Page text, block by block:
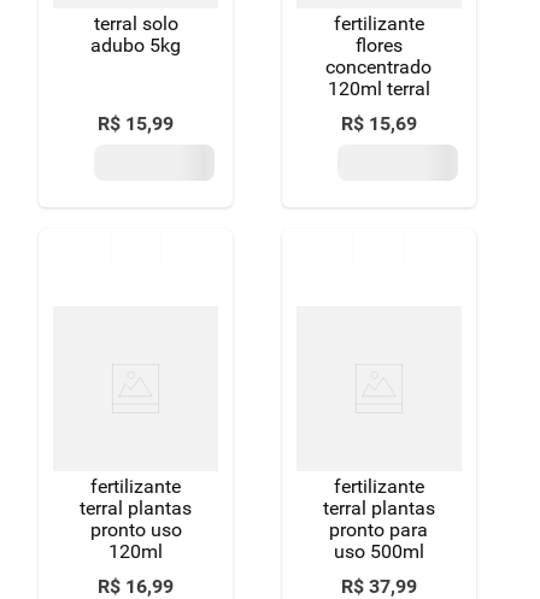
terral solo
adubo 5kg
R$ 15,99
fertilizante
flores
concentrado
120ml terral
R$ 15,69
fertilizante
terral plantas
pronto uso
120ml
R$ 16,99
fertilizante
terral plantas
pronto para
uso 500ml
R$ 37,99